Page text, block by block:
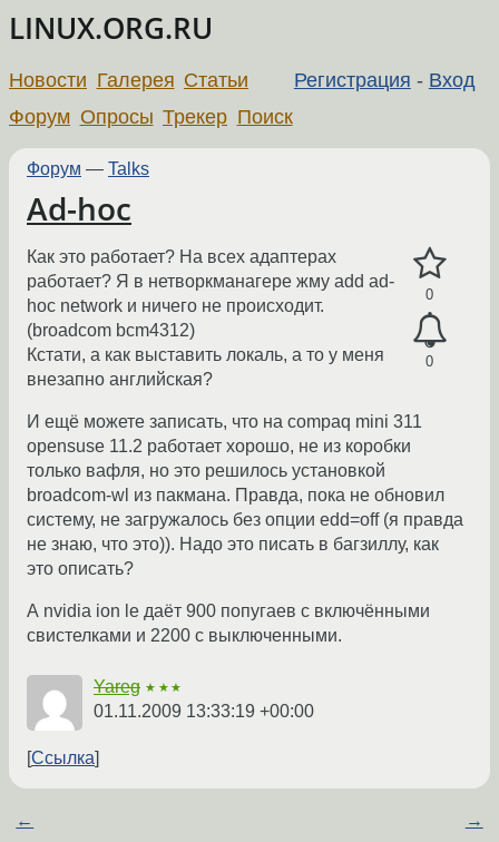
LINUX.ORG.RU
Регистрация - Вход
Новости Галерея Статьи
Форум Опросы Трекер Поиск
Форум — Talks
Ad-hoc
0
0
Как это работает? На всех адаптерах
работает? Я в нетворкманагере жму add ad-
hoc network и ничего не происходит.
(broadcom bcm4312)
Кстати, а как выставить локаль, а то у меня
внезапно английская?
И ещё можете записать, что на compaq mini 311
opensuse 11.2 работает хорошо, не из коробки
только вафля, но это решилось установкой
broadcom-wl из пакмана. Правда, пока не обновил
систему, не загружалось без опции edd=off (я правда
не знаю, что это)). Надо это писать в багзиллу, как
это описать?
А nvidia ion le даёт 900 попугаев с включёнными
свистелками и 2200 с выключенными.
Yareg ★★★
01.11.2009 13:33:19 +00:00
Ссылка
← →